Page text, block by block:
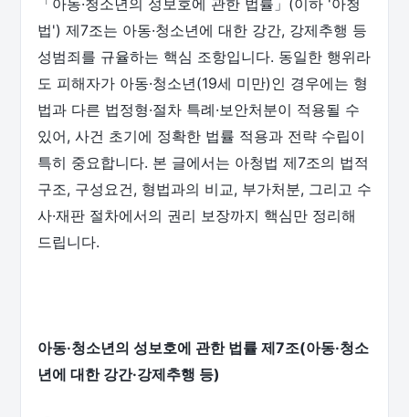
「아동·청소년의 성보호에 관한 법률」(이하 '아청
법') 제7조는 아동·청소년에 대한 강간, 강제추행 등
성범죄를 규율하는 핵심 조항입니다. 동일한 행위라
도 피해자가 아동·청소년(19세 미만)인 경우에는 형
법과 다른 법정형·절차 특례·보안처분이 적용될 수
있어, 사건 초기에 정확한 법률 적용과 전략 수립이
특히 중요합니다. 본 글에서는 아청법 제7조의 법적
구조, 구성요건, 형법과의 비교, 부가처분, 그리고 수
사·재판 절차에서의 권리 보장까지 핵심만 정리해
드립니다.
아동·청소년의 성보호에 관한 법률 제7조(아동·청소
년에 대한 강간·강제추행 등)